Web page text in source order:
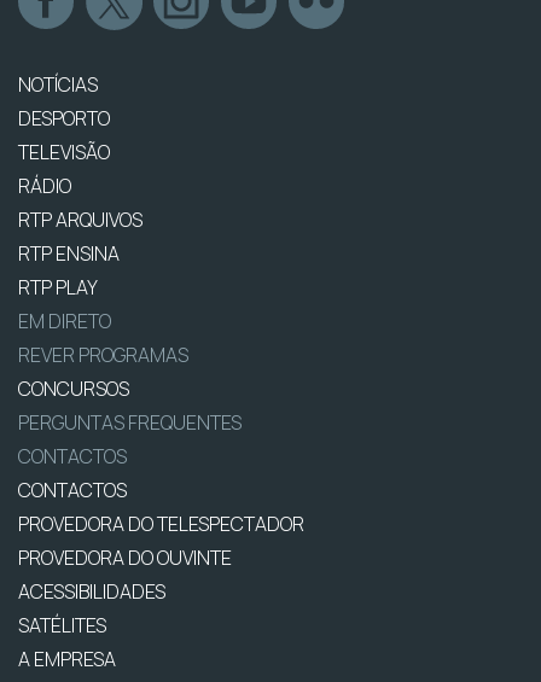
NOTÍCIAS
DESPORTO
TELEVISÃO
RÁDIO
RTP ARQUIVOS
RTP ENSINA
RTP PLAY
EM DIRETO
REVER PROGRAMAS
CONCURSOS
PERGUNTAS FREQUENTES
CONTACTOS
CONTACTOS
PROVEDORA DO TELESPECTADOR
PROVEDORA DO OUVINTE
ACESSIBILIDADES
SATÉLITES
A EMPRESA